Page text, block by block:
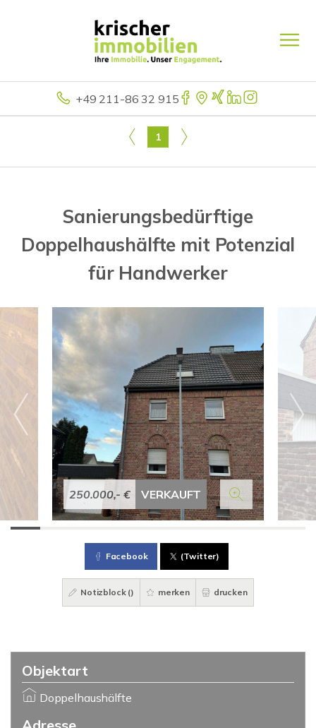
+49 211-86 32 915
1
Sanierungsbedürftige
Doppelhaushälfte mit Potenzial
für Handwerker
250.000,- € VERKAUFT
Facebook (Twitter)
Notizblock () merken drucken
Objektart
Doppelhaushälfte